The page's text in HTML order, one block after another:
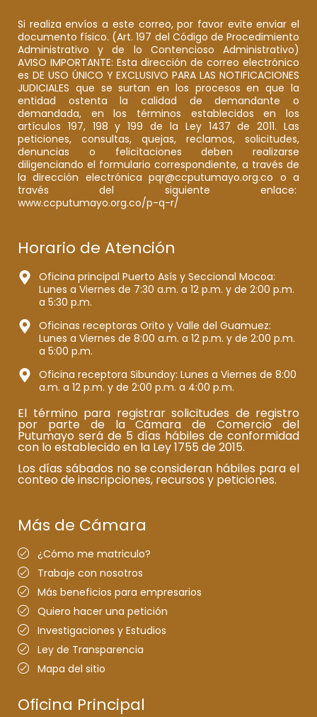
Si realiza envíos a este correo, por favor evite enviar el
documento físico. (Art. 197 del Código de Procedimiento
Administrativo y de lo Contencioso Administrativo)
AVISO IMPORTANTE: Esta dirección de correo electrónico
es DE USO ÚNICO Y EXCLUSIVO PARA LAS NOTIFICACIONES
JUDICIALES que se surtan en los procesos en que la
entidad ostenta la calidad de demandante o
demandada, en los términos establecidos en los
artículos 197, 198 y 199 de la Ley 1437 de 2011. Las
peticiones, consultas, quejas, reclamos, solicitudes,
denuncias o felicitaciones deben realizarse
diligenciando el formulario correspondiente, a través de
la dirección electrónica pqr@ccputumayo.org.co o a
través del siguiente enlace:
www.ccputumayo.org.co/p-q-r/
Horario de Atención
Oficina principal Puerto Asís y Seccional Mocoa:
Lunes a Viernes de 7:30 a.m. a 12 p.m. y de 2:00 p.m.
a 5:30 p.m.
Oficinas receptoras Orito y Valle del Guamuez:
Lunes a Viernes de 8:00 a.m. a 12 p.m. y de 2:00 p.m.
a 5:00 p.m.
Oficina receptora Sibundoy: Lunes a Viernes de 8:00
a.m. a 12 p.m. y de 2:00 p.m. a 4:00 p.m.
El término para registrar solicitudes de registro
por parte de la Cámara de Comercio del
Putumayo será de 5 días hábiles de conformidad
con lo establecido en la Ley 1755 de 2015.
Los días sábados no se consideran hábiles para el
conteo de inscripciones, recursos y peticiones.
Más de Cámara
¿Cómo me matriculo?
Trabaje con nosotros
Más beneficios para empresarios
Quiero hacer una petición
Investigaciones y Estudios
Ley de Transparencia
Mapa del sitio
Oficina Principal